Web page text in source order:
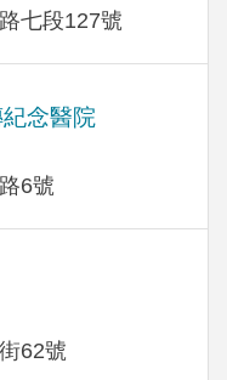
七段127號
念醫院
6號
62號